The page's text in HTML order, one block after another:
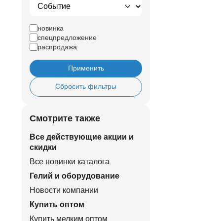
новинка
спецпредложение
распродажа
Применить
Сбросить фильтры
Смотрите также
Все действующие акции и
скидки
Все новинки каталога
Гелий и оборудование
Новости компании
Купить оптом
Купить мелким оптом